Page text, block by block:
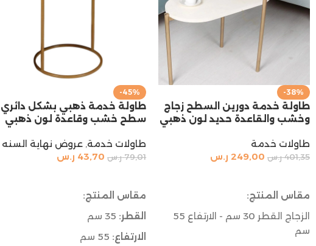
-38%
طاولة خدمة دورين السطح زجاج
وخشب والقاعدة حديد لون ذهبي
طاولات خدمة
401,35 ر.س 249,00 ر.س
مقاس المنتج:
الزجاج القطر 30 سم - الارتفاع 55
سم
-45%
طاولة خدمة ذهبي بشكل دائري
سطح خشب وقاعدة لون ذهبي
طاولات خدمة, عروض نهاية السنه
79,01 ر.س 43,70 ر.س
مقاس المنتج:
القطر:
الارتفاع: